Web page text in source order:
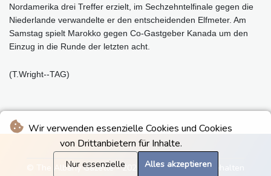
Wir verwenden essenzielle Cookies und Cookies
von Drittanbietern für Inhalte.
Nur essenzielle Alles akzeptieren
Nordamerika drei Treffer erzielt, im Sechzehntelfinale gegen die
Niederlande verwandelte er den entscheidenden Elfmeter. Am
Samstag spielt Marokko gegen Co-Gastgeber Kanada um den
Einzug in die Runde der letzten acht.
(T.Wright--TAG)
© The Albany Gazette - 2026 - Alle Rechte vorbehalten